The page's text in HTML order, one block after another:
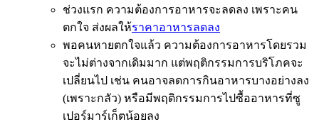
ช่วงแรก ความต้องการอาหารจะลดลง เพราะคน
ตกใจ ส่งผลให้ราคาอาหารลดลง
พอคนหายตกใจแล้ว ความต้องการอาหารโดยรวม
จะไม่ต่างจากเดิมมาก แต่พฤติกรรมการบริโภคจะ
เปลี่ยนไป เช่น คนอาจลดการกินอาหารบางอย่างลง
(เพราะกลัว) หรือมีพฤติกรรมการไปซื้ออาหารที่ซู
เปอร์มาร์เก็ตน้อยลง